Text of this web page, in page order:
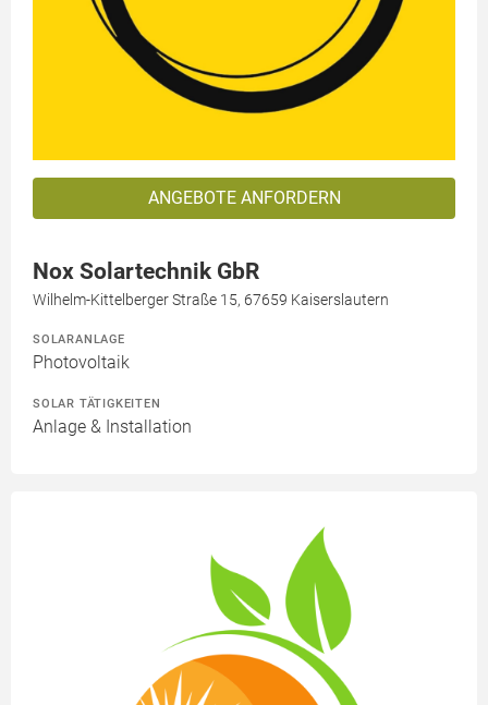
ANGEBOTE ANFORDERN
Nox Solartechnik GbR
Wilhelm-Kittelberger Straße 15, 67659 Kaiserslautern
SOLARANLAGE
Photovoltaik
SOLAR TÄTIGKEITEN
Anlage & Installation